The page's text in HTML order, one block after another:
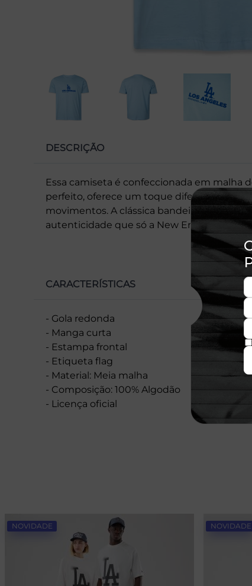
DESCRIÇÃO
Essa camiseta é confeccionada em malha
perfeito, oferece um toque diferenciado e
movimentos. A clássica bandeira New Era®
autenticidade que só a New Era®
CARACTERÍSTICAS
- Gola redonda
- Manga curta
- Estampa frontal
- Etiqueta flag
- Material: Meia malha
- Composição: 100% Algodão
- Licença oficial
NOVIDADE NOVIDADE